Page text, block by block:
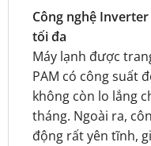
Công nghệ
tối đa
Máy lạnh được
PAM có công suất
không còn lo lắng
tháng. Ngoài ra,
động rất yên tĩnh,